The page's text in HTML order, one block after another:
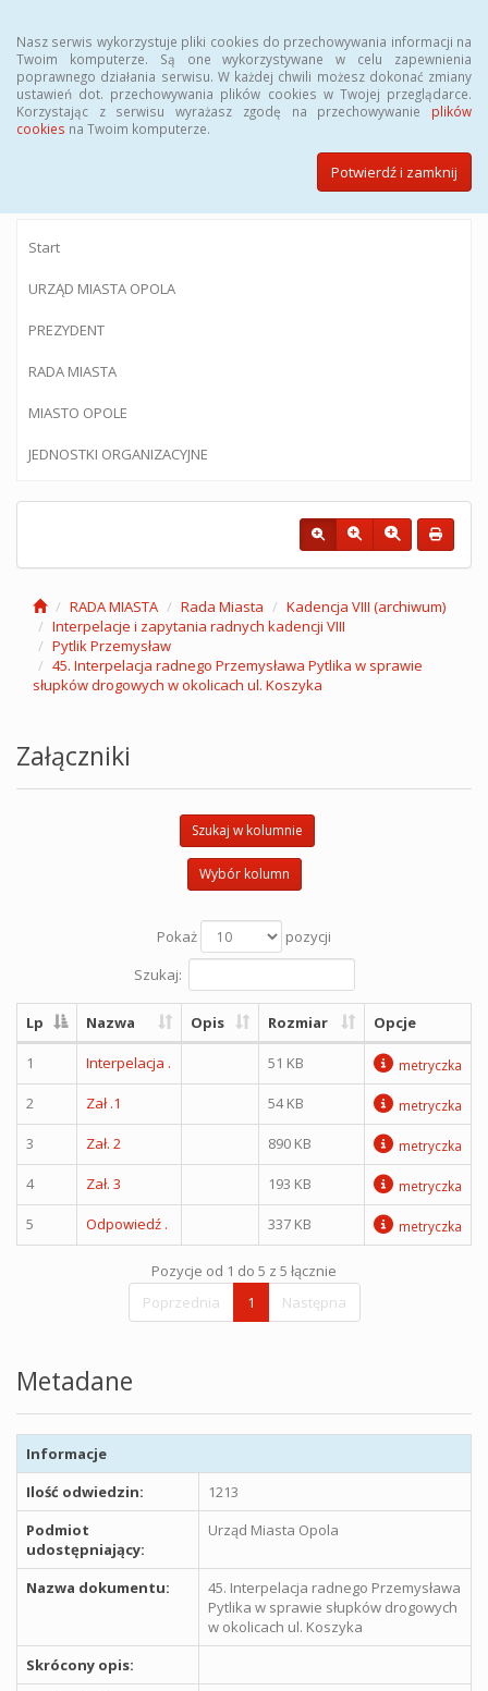
Nasz serwis wykorzystuje pliki cookies do przechowywania informacji na
Twoim komputerze. Są one wykorzystywane w celu zapewnienia
poprawnego działania serwisu. W każdej chwili możesz dokonać zmiany
ustawień dot. przechowywania plików cookies w Twojej przeglądarce.
Korzystając z serwisu wyrażasz zgodę na przechowywanie plików
cookies na Twoim komputerze.
Potwierdź i zamknij
BIULETYN INFORMACJI PUBLICZNEJ
Urzędu Miasta Opola
Start
URZĄD MIASTA OPOLA
PREZYDENT
RADA MIASTA
MIASTO OPOLE
JEDNOSTKI ORGANIZACYJNE
RADA MIASTA Rada Miasta
Kadencja VIII (archiwum)
Interpelacje i zapytania radnych kadencji VIII
Pytlik Przemysław
45. Interpelacja radnego Przemysława Pytlika w sprawie
słupków drogowych w okolicach ul. Koszyka
Załączniki
Szukaj w kolumnie
Wybór kolumn
Pokaż
pozycji
Szukaj:
Lp Nazwa Opis Rozmiar Opcje
1 Interpelacja . 51 KB metryczka
2 Zał .1 54 KB metryczka
3 Zał. 2 890 KB metryczka
4 Zał. 3 193 KB metryczka
5 Odpowiedź . 337 KB metryczka
Pozycje od 1 do 5 z 5 łącznie
Poprzednia
1 Następna
Metadane
Informacje
Ilość odwiedzin:
1213
Podmiot
udostępniający:
Urząd Miasta Opola
Nazwa dokumentu:
45. Interpelacja radnego Przemysława
Pytlika w sprawie słupków drogowych
w okolicach ul. Koszyka
Skrócony opis: